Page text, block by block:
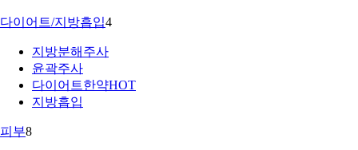
다이어트/지방흡입4
지방분해주사
윤곽주사
다이어트한약HOT
지방흡입
피부8